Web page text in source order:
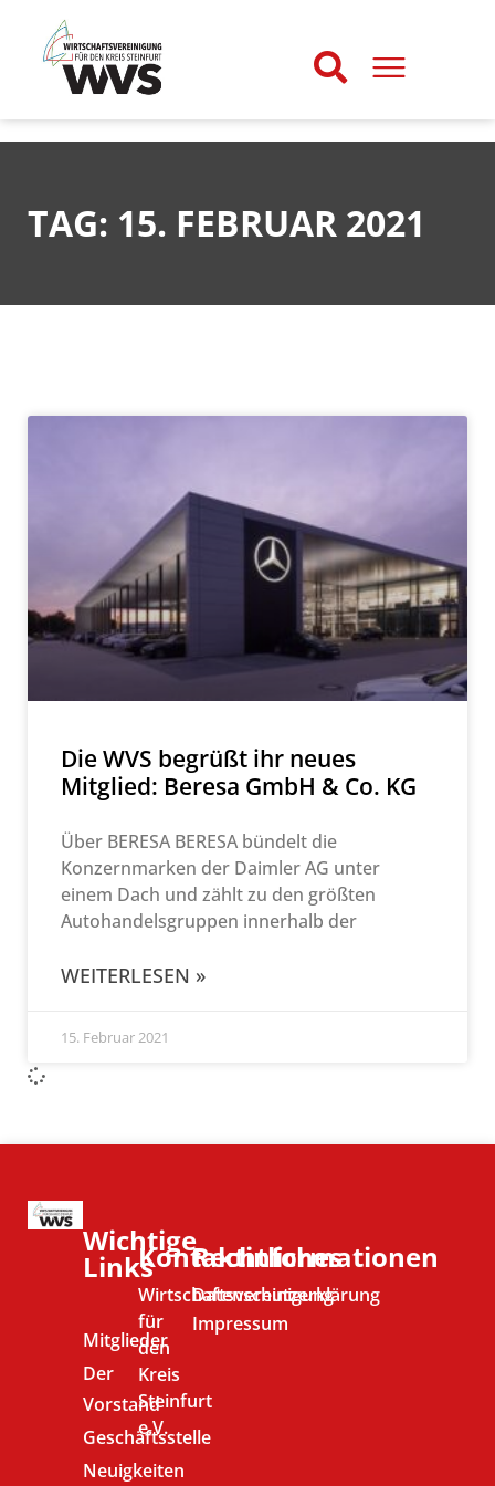
TAG: 15. FEBRUAR 2021
Die WVS begrüßt ihr neues
Mitglied: Beresa GmbH & Co. KG
Über BERESA BERESA bündelt die
Konzernmarken der Daimler AG unter
einem Dach und zählt zu den größten
Autohandelsgruppen innerhalb der
WEITERLESEN »
15. Februar 2021
Wichtige
Links
Mitglieder
Der
Vorstand
Geschäftsstelle
Neuigkeiten
Kontaktinformationen
Wirtschaftsvereinigung
für
den
Kreis
Steinfurt
e.V.
Rechtliches
Datenschutzerklärung
Impressum